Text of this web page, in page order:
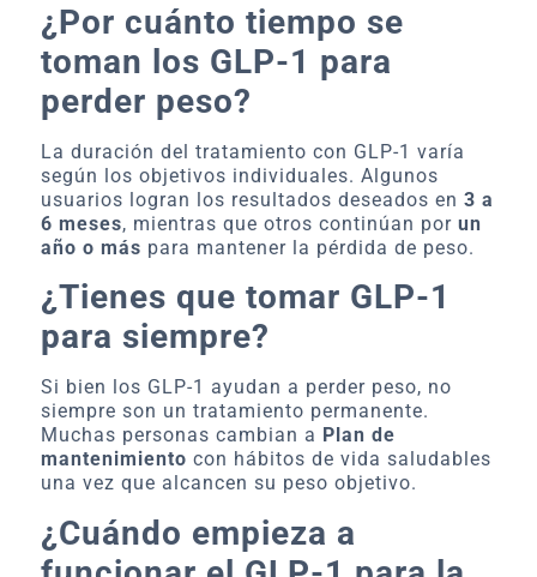
¿Por cuánto tiempo se
toman los GLP-1 para
perder peso?
La duración del tratamiento con GLP-1 varía
según los objetivos individuales. Algunos
usuarios logran los resultados deseados en 3 a
6 meses, mientras que otros continúan por un
año o más para mantener la pérdida de peso.
¿Tienes que tomar GLP-1
para siempre?
Si bien los GLP-1 ayudan a perder peso, no
siempre son un tratamiento permanente.
Muchas personas cambian a Plan de
mantenimiento con hábitos de vida saludables
una vez que alcancen su peso objetivo.
¿Cuándo empieza a